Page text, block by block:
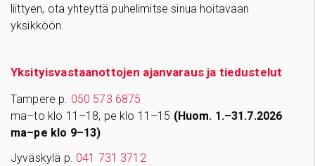
liittyen, ota yhteyttä puhelimitse sinua hoitavaan
yksikköön.
Yksityisvastaanottojen ajanvaraus ja tiedustelut
Tampere p. 050 573 6875
ma–to klo 11–18, pe klo 11–15 (Huom. 1.–31.7.2026
ma–pe klo 9–13)
Jyväskylä p. 041 731 3712